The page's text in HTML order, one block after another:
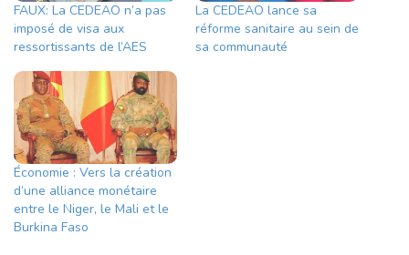
FAUX: La CEDEAO n’a pas
imposé de visa aux
ressortissants de l’AES
La CEDEAO lance sa
réforme sanitaire au sein de
sa communauté
Économie : Vers la création
d’une alliance monétaire
entre le Niger, le Mali et le
Burkina Faso